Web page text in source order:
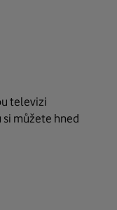
televizi
můžete hned